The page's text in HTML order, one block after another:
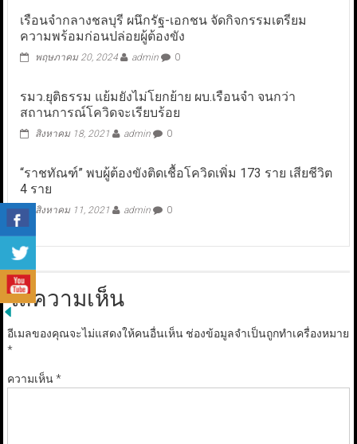
เรือนจำกลางชลบุรี ผนึกรัฐ-เอกชน จัดกิจกรรมเตรียม
ความพร้อมก่อนปล่อยผู้ต้องขัง
พฤษภาคม 20, 2024 admin 0
รมว.ยุติธรรม แย้มยังไม่โยกย้าย ผบ.เรือนจำ จนกว่า
สถานการณ์โควิดจะเรียบร้อย
สิงหาคม 18, 2021 admin 0
“ราชทัณฑ์” พบผู้ต้องขังติดเชื้อโควิดเพิ่ม 173 ราย เสียชีวิต
4 ราย
สิงหาคม 11, 2021 admin 0
ใส่ความเห็น
อีเมลของคุณจะไม่แสดงให้คนอื่นเห็น ช่องข้อมูลจำเป็นถูกทำเครื่องหมาย
*
ความเห็น*